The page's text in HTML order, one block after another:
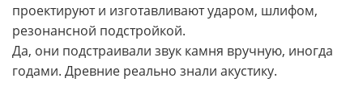
проектируют и изготавливают ударом, шлифом,
резонансной подстройкой.
Да, они подстраивали звук камня вручную, иногда
годами. Древние реально знали акустику.